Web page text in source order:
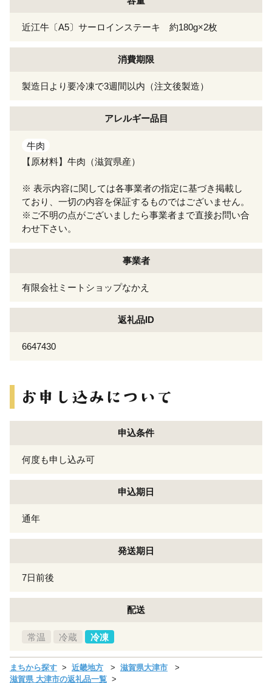
近江牛〔A5〕サーロインステーキ 約180g×2枚
消費期限
製造日より要冷凍で3週間以内（注文後製造）
アレルギー品目
牛肉
【原材料】牛肉（滋賀県産）
※ 表示内容に関しては各事業者の指定に基づき掲載し
ており、一切の内容を保証するものではございません。
※ご不明の点がございましたら事業者まで直接お問い合
わせ下さい。
事業者
有限会社ミートショップなかえ
返礼品ID
6647430
申込条件
何度も申し込み可
申込期日
通年
発送期日
7日前後
配送
常温 冷蔵 冷凍
まちから探す 近畿地方
滋賀県大津市
滋賀県 大津市の返礼品一覧